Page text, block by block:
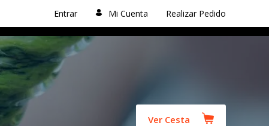
Entrar Mi Cuenta Realizar Pedido
Ver Cesta